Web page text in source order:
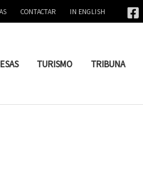
CONTACTAR IN ENGLISH
TURISMO TRIBUNA